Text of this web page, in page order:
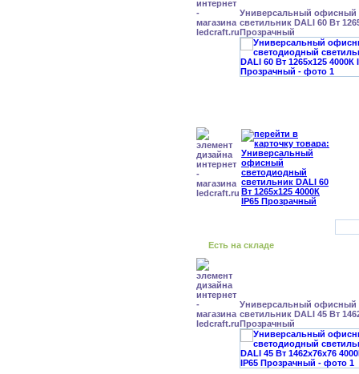
Универсальный офисный
светильник DALI 60 Вт
Прозрачный
Есть на складе
Универсальный офисный
светильник DALI 45 Вт
Прозрачный